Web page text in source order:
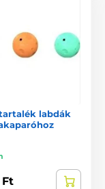
labdák
Ft